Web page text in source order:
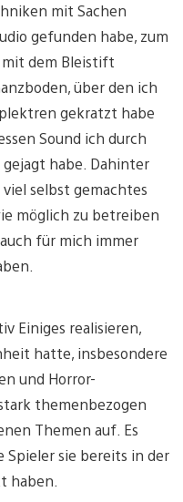
mit Sachen
gefunden habe, zum
mit dem Bleistift
über den ich
gekratzt habe
Sound ich durch
habe. Dahinter
selbst gemachtes
möglich zu betreiben
für mich immer
Einiges realisieren,
hatte, insbesondere
und Horror-
themenbezogen
Themen auf. Es
Spieler sie bereits in der
haben.